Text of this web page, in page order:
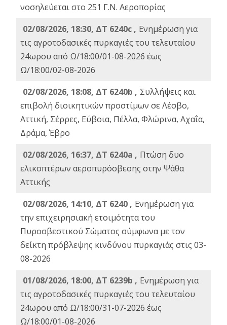
νοσηλεύεται στο 251 Γ.Ν. Αεροπορίας
02/08/2026, 18:30, ΔΤ 6240c , Ενημέρωση για
τις αγροτοδασικές πυρκαγιές του τελευταίου
24ωρου από Ω/18:00/01-08-2026 έως
Ω/18:00/02-08-2026
02/08/2026, 18:08, ΔΤ 6240b , Συλλήψεις και
επιβολή διοικητικών προστίμων σε Λέσβο,
Αττική, Σέρρες, Εύβοια, Πέλλα, Φλώρινα, Αχαΐα,
Δράμα, Έβρο
02/08/2026, 16:37, ΔΤ 6240a , Πτώση δυο
ελικοπτέρων αεροπυρόσβεσης στην Ψάθα
Αττικής
02/08/2026, 14:10, ΔΤ 6240 , Ενημέρωση για
την επιχειρησιακή ετοιμότητα του
Πυροσβεστικού Σώματος σύμφωνα με τον
δείκτη πρόβλεψης κινδύνου πυρκαγιάς στις 03-
08-2026
01/08/2026, 18:00, ΔΤ 6239b , Ενημέρωση για
τις αγροτοδασικές πυρκαγιές του τελευταίου
24ωρου από Ω/18:00/31-07-2026 έως
Ω/18:00/01-08-2026